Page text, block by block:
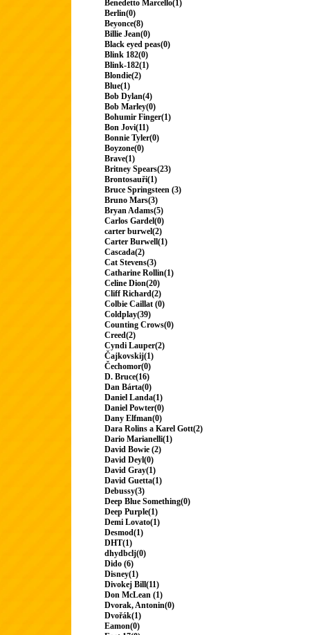
Benedetto Marcello(1)
Berlin(0)
Beyonce(8)
Billie Jean(0)
Black eyed peas(0)
Blink 182(0)
Blink-182(1)
Blondie(2)
Blue(1)
Bob Dylan(4)
Bob Marley(0)
Bohumir Finger(1)
Bon Jovi(11)
Bonnie Tyler(0)
Boyzone(0)
Brave(1)
Britney Spears(23)
Brontosauři(1)
Bruce Springsteen (3)
Bruno Mars(3)
Bryan Adams(5)
Carlos Gardel(0)
carter burwel(2)
Carter Burwell(1)
Cascada(2)
Cat Stevens(3)
Catharine Rollin(1)
Celine Dion(20)
Cliff Richard(2)
Colbie Caillat (0)
Coldplay(39)
Counting Crows(0)
Creed(2)
Cyndi Lauper(2)
Čajkovskij(1)
Čechomor(0)
D. Bruce(16)
Dan Bárta(0)
Daniel Landa(1)
Daniel Powter(0)
Dany Elfman(0)
Dara Rolins a Karel Gott(2)
Dario Marianelli(1)
David Bowie (2)
David Deyl(0)
David Gray(1)
David Guetta(1)
Debussy(3)
Deep Blue Something(0)
Deep Purple(1)
Demi Lovato(1)
Desmod(1)
DHT(1)
dhydbclj(0)
Dido (6)
Disney(1)
Divokej Bill(11)
Don McLean (1)
Dvorak, Antonin(0)
Dvořák(1)
Eamon(0)